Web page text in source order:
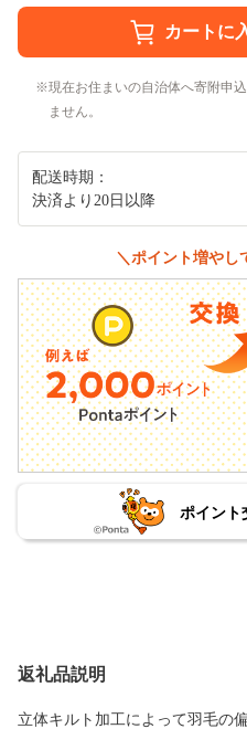
現在お住まいの自治体へ寄附申
ません。
配送時期：
決済より20日以降
＼ポイント増やし
ポイント
返礼品説明
立体キルト加工によって羽毛の